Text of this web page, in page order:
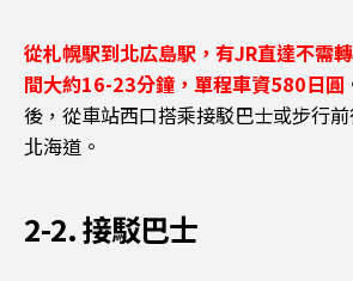
從札幌駅到北広島駅，有JR直達不需
間大約16-23分鐘，單程車資580日圓
後，從車站西口搭乘接駁巴士或步行前
北海道。
2-2. 接駁巴士